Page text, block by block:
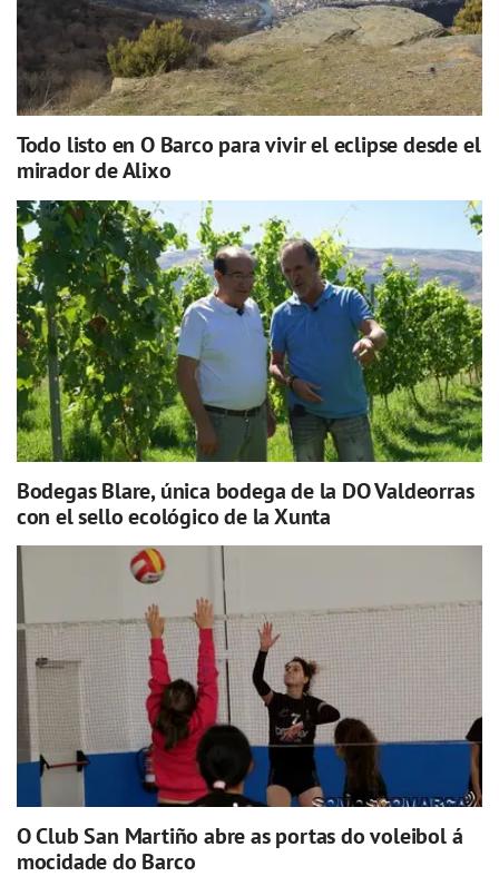
Todo listo en O Barco para vivir el eclipse desde el
mirador de Alixo
Bodegas Blare, única bodega de la DO Valdeorras
con el sello ecológico de la Xunta
O Club San Martiño abre as portas do voleibol á
mocidade do Barco